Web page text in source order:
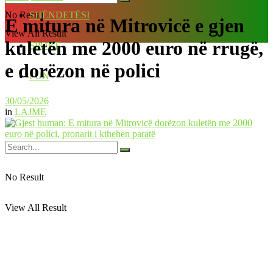
No Result
View All Result
SHËNDETËSI
SPORT
FUN
No Result
View All Result
E mitura në Mitrovicë e gjen
kuletën me 2000 euro në rrugë,
e dorëzon në polici
30/05/2026
in LAJME